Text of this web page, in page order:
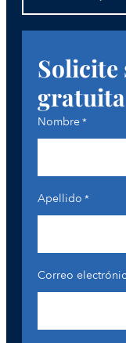
Solicite
gratuita
Nombre*
Apellido *
Correo